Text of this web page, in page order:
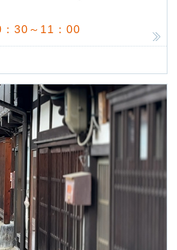
30～11：00